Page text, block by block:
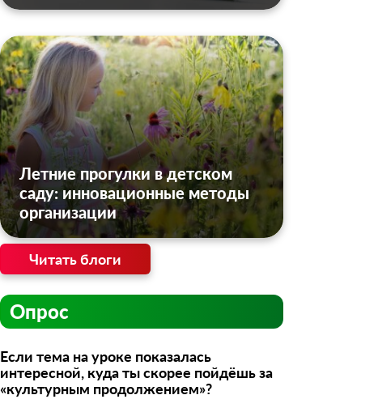
Летние прогулки в детском
саду: инновационные методы
организации
Читать блоги
Опрос
Если тема на уроке показалась
интересной, куда ты скорее пойдёшь за
«культурным продолжением»?